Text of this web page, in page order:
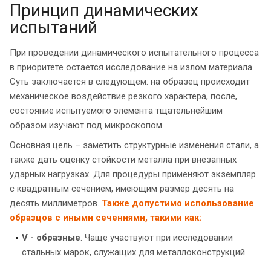
Принцип динамических
испытаний
При проведении динамического испытательного процесса
в приоритете остается исследование на излом материала.
Суть заключается в следующем: на образец происходит
механическое воздействие резкого характера, после,
состояние испытуемого элемента тщательнейшим
образом изучают под микроскопом.
Основная цель – заметить структурные изменения стали, а
также дать оценку стойкости металла при внезапных
ударных нагрузках. Для процедуры применяют экземпляр
с квадратным сечением, имеющим размер десять на
десять миллиметров. Также допустимо использование
образцов с иными сечениями, такими как:
V - образные. Чаще участвуют при исследовании
стальных марок, служащих для металлоконструкций